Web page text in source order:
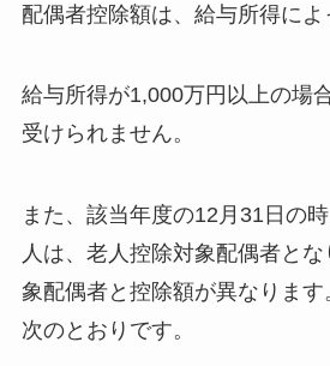
配偶者控除額は、給与所得によ
給与所得が1,000万円以上の場
受けられません。
また、該当年度の12月31日の
人は、老人控除対象配偶者と
象配偶者と控除額が異なりま
次のとおりです。